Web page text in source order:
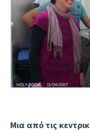
Μια από τις